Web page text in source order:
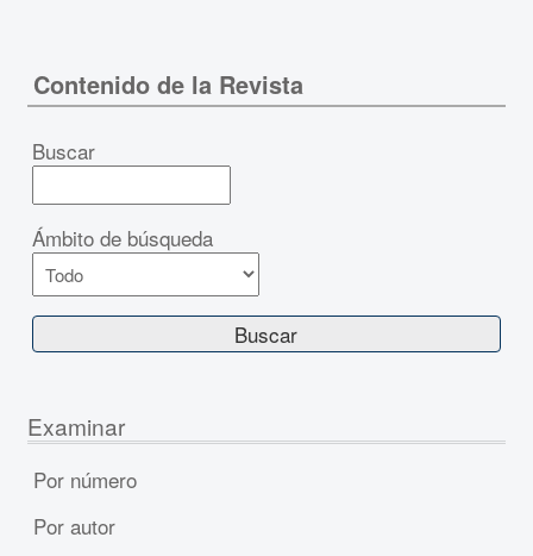
Contenido de la Revista
Buscar
Ámbito de búsqueda
Examinar
Por número
Por autor